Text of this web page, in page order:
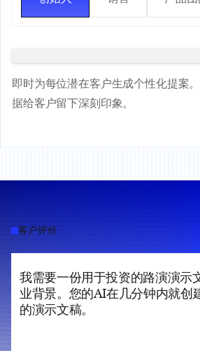
即时为每位潜在客户生成个性化提案
据给客户留下深刻印象。
客户评价
我需要一份用于投资的路演演示
业背景。您的AI在几分钟内就创
的演示文稿。